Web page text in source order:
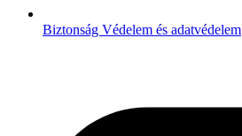
Biztonság Védelem és adatvédelem